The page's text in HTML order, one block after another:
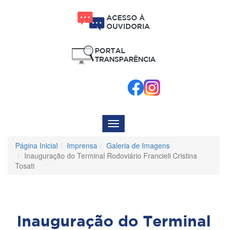
Menu
de
Navegação
Página Inicial Imprensa
Galeria de Imagens
Inauguração do Terminal Rodoviário Francieli Cristina
Tosati
Inauguração do Terminal